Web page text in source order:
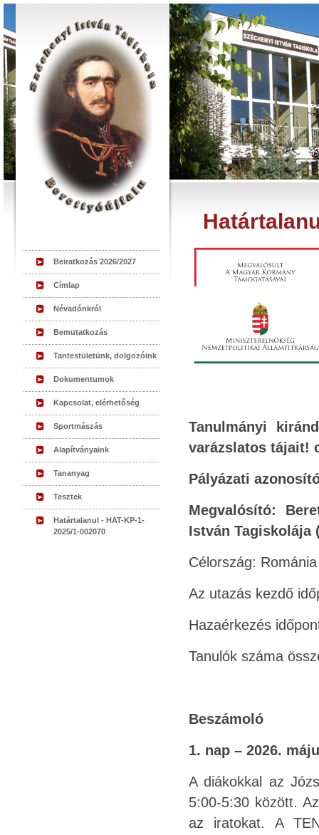
Beiratkozás 2026/2027
Címlap
Névadónkról
Bemutatkozás
Tantestületünk, dolgozóink
Dokumentumok
Kapcsolat, elérhetőség
Sportmászás
Alapítványaink
Tananyag
Tesztek
Határtalanul - HAT-KP-1-
2025/1-002070
Tanulmányi
varázslatos tájait!
Pályázati
Megvalósító:
István Tagiskolája
Célország: Románia
Az utazás kezdő
Hazaérkezés
Tanulók száma
Beszámoló
1. nap – 2026.
A diákokkal az
5:00-5:30 között.
az iratokat. A